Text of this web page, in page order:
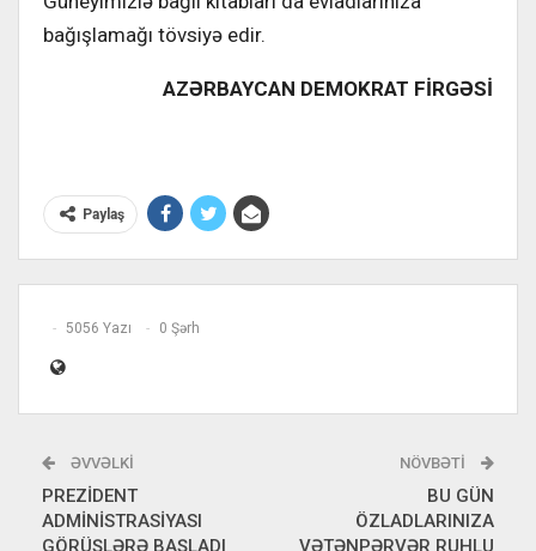
bağışlamağı tövsiyə edir.
AZƏRBAYCAN DEMOKRAT FİRGƏSİ
Paylaş
5056 Yazı 0 Şərh
ƏVVƏLKI
PREZİDENT
ADMİNİSTRASİYASI
GÖRÜŞLƏRƏ BAŞLADI
NÖVBƏTI
BU GÜN
ÖZLADLARINIZA
VƏTƏNPƏRVƏR RUHLU